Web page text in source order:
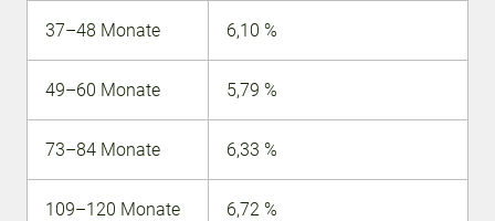
37–48 Monate 6,10 %
49–60 Monate 5,79 %
73–84 Monate 6,33 %
109–120 Monate 6,72 %